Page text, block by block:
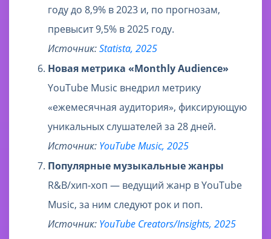
году до 8,9% в 2023 и, по прогнозам,
превысит 9,5% в 2025 году.
Источник:Statista, 2025
Новая метрика «Monthly Audience»
YouTube Music внедрил метрику
«ежемесячная аудитория», фиксирующую
уникальных слушателей за 28 дней.
Источник: YouTube Music, 2025
Популярные музыкальные жанры
R&B/хип-хоп — ведущий жанр в YouTube
Music, за ним следуют рок и поп.
Источник: YouTube Creators/Insights, 2025